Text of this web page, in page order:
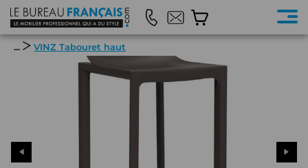
... VINZ Tabouret haut